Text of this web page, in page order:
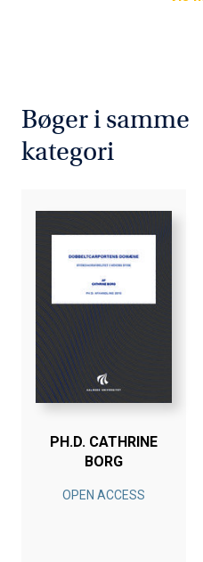
Bøger i samme
kategori
PH.D. CATHRINE
BORG
OPEN ACCESS